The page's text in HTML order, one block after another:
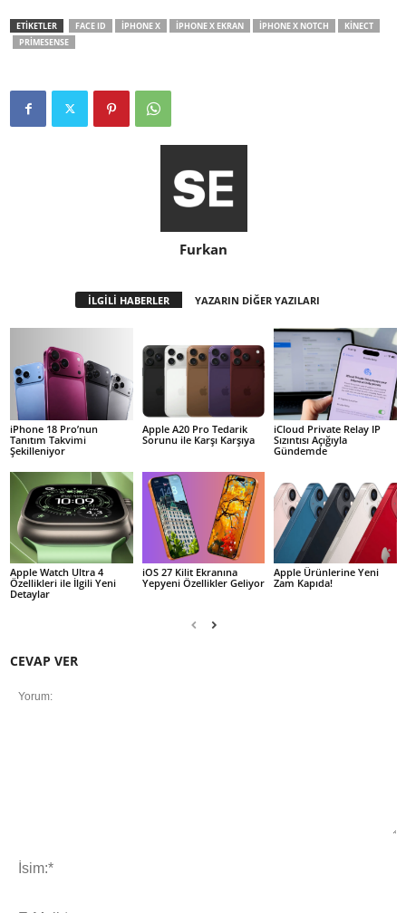
ETİKETLER FACE ID IPHONE X IPHONE X EKRAN IPHONE X NOTCH
KINECT
PRIMESENSE
Furkan
İLGİLİ HABERLER YAZARIN DİĞER YAZILARI
iPhone 18 Pro’nun
Tanıtım Takvimi
Şekilleniyor
Apple A20 Pro Tedarik
Sorunu ile Karşı Karşıya
iCloud Private Relay IP
Sızıntısı Açığıyla
Gündemde
Apple Watch Ultra 4
Özellikleri ile İlgili Yeni
Detaylar
iOS 27 Kilit Ekranına
Yepyeni Özellikler Geliyor
Apple Ürünlerine Yeni
Zam Kapıda!
CEVAP VER